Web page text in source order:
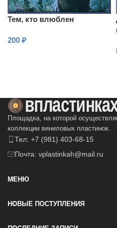
Тем, кто влюблен
200 ₽
Площадка, на которой
коллекции виниловых пластинок.
Тел: +7 (981) 403-68-15
Почта: vplastinkah@mail.ru
МЕНЮ
НОВЫЕ ПОСТУПЛЕНИЯ